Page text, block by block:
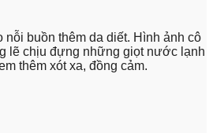
buồn thêm da diết. Hình ảnh cô
lẽ chịu đựng những giọt nước lạnh
thêm xót xa, đồng cảm.